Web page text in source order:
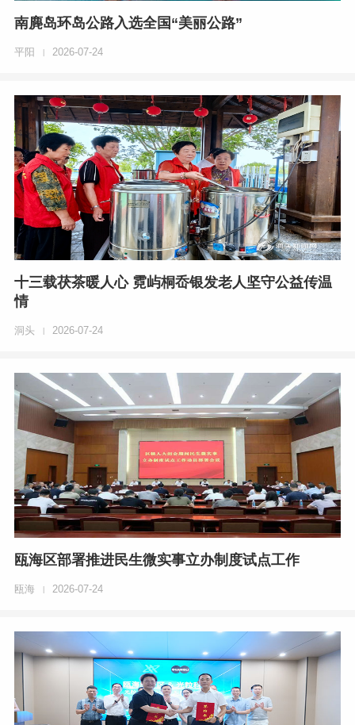
南麂岛环岛公路入选全国“美丽公路”
平阳 | 2026-07-24
十三载茯茶暖人心 霓屿桐岙银发老人坚守公益传温
情
洞头 | 2026-07-24
瓯海区部署推进民生微实事立办制度试点工作
瓯海 | 2026-07-24